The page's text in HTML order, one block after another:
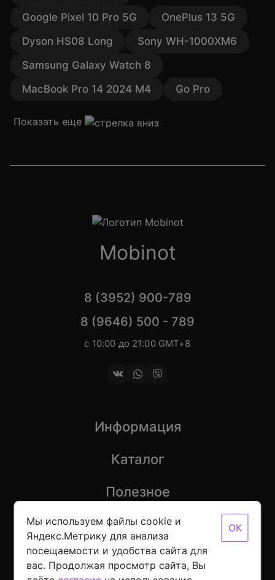
Мы используем файлы cookie и
Яндекс.Метрику для анализа
посещаемости и удобства сайта для
вас. Продолжая просмотр сайта, Вы
ОК
Google Pixel 10 Pro 5G
OnePlus 13 5G
Dyson HS08 Long
Sony WH-1000XM6
Samsung Galaxy Watch 8
MacBook Pro 14 2024 M4
Go Pro
Показать еще
Mobinot
8 (3952) 900-789
8 (9646) 500 - 789
с 10:00 до 21:00 GMT+8
Информация
Каталог
Полезное
© 2026 Mobinot — Магазин низких цен на всю
цифровую технику